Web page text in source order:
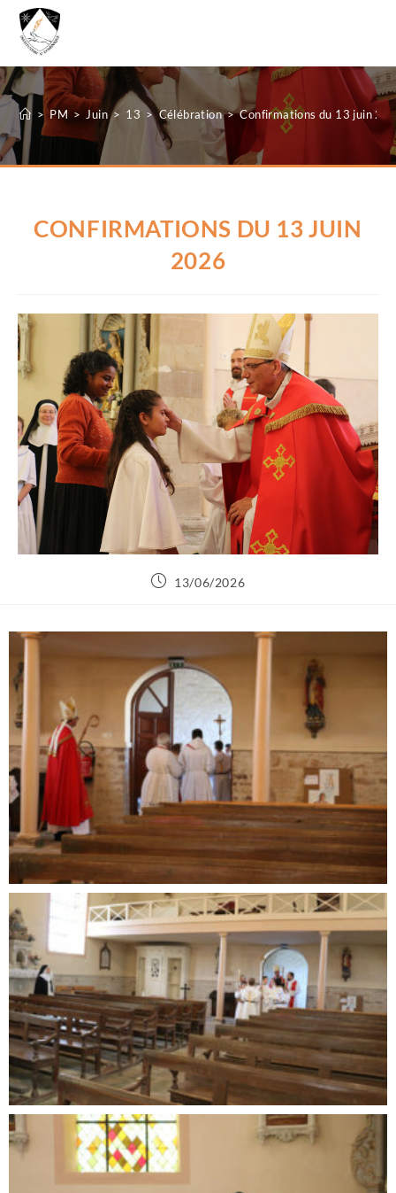
> PM > Juin > 13 > Célébration > Confirmations du 13 juin
CONFIRMATIONS DU 13 JUIN
2026
13/06/2026